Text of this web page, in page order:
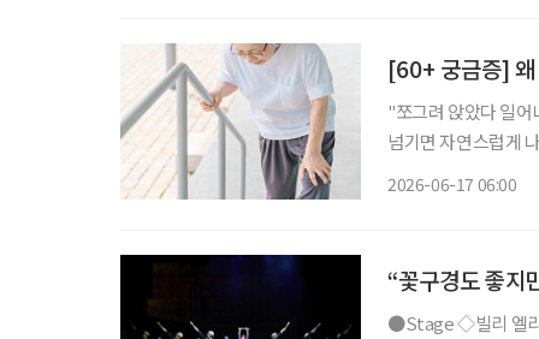
[60+ 궁금증] 왜
"쪼그려 앉았다 일어
넘기면 자연스럽게
2026-06-17 06:00
“꽃구경도 좋지
●Stage ◇빌리 엘리어트 일정 4월 12일 ~ 7월 26일 장소 블루스퀘어 연출 에드 번사이드 출